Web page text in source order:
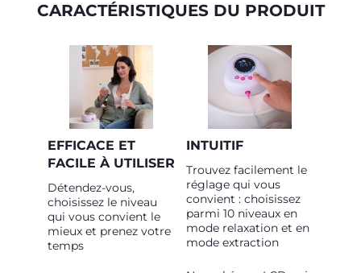
CARACTÉRISTIQUES DU PRODUIT
EFFICACE ET
FACILE À UTILISER
Détendez-vous,
choisissez le niveau
qui vous convient le
mieux et prenez votre
temps
INTUITIF
Trouvez facilement le
réglage qui vous
convient : choisissez
parmi 10 niveaux en
mode relaxation et en
mode extraction